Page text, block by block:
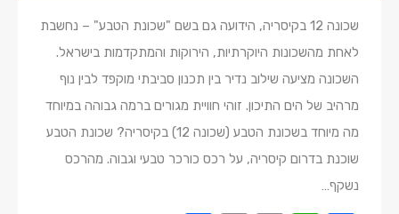
שכונה 12 בקיסריה, הידועה גם בשם "שכונת הטבע" – נחשבת
לאחת מהשכונות היוקרתיות, הירוקות והמתקדמות בישראל.
השכונה מציעה שילוב נדיר בין תכנון סביבתי מוקפד לבין נוף
מרהיב של הים התיכון. זוהי חוויית מגורים ברמה גבוהה במיוחד
מה מיוחד בשכונת הטבע (שכונה 12) בקיסריה? שכונת הטבע
שוכנת בדרום קיסריה, על רכס כורכר טבעי וגבוה. מהרכס
נשקף…